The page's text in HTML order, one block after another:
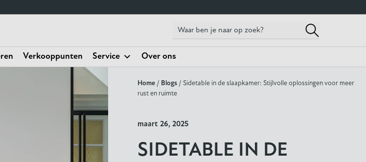
Verkooppunten Service Over ons
Home / Blogs / Sidetable in de slaapkamer: Stijlvolle oplossingen voor meer
rust en ruimte
maart 26, 2025
SIDETABLE IN DE